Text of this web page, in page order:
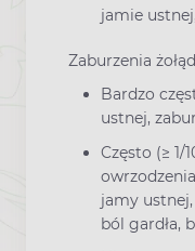
jamie
Zaburzenia
Bardzo
ustnej,
Często (≥ 1/
jamy
ból gardła,